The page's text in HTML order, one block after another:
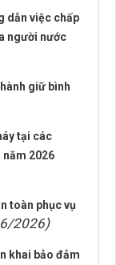
dẫn việc chấp
người nước
giữ bình
tại các
2026
toàn phục vụ
2026)
khai bảo đảm